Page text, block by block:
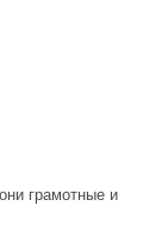
грамотные и